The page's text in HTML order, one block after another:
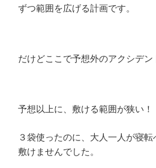
ずつ範囲を広げる計画です。
だけどここで予想外のアクシデン
予想以上に、敷ける範囲が狭い！
３袋使ったのに、大人一人が寝
敷けませんでした。